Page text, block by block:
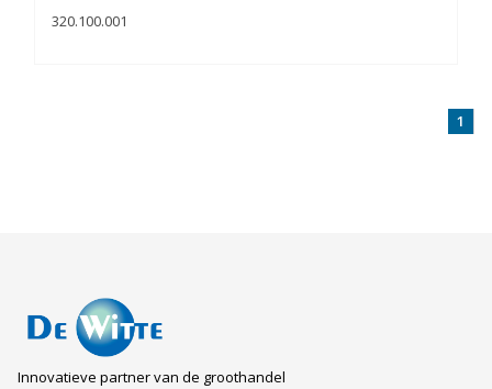
320.100.001
1
Innovatieve partner van de groothandel